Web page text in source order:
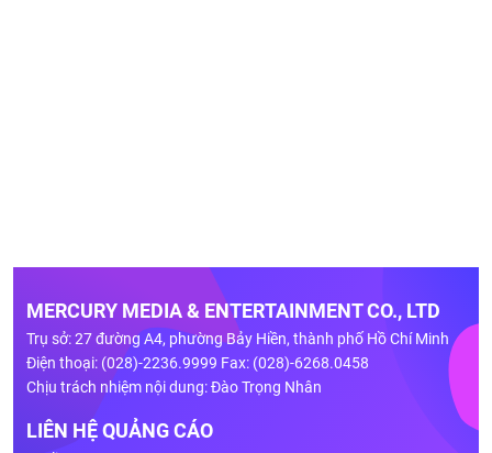
MERCURY MEDIA & ENTERTAINMENT CO., LTD
Trụ sở: 27 đường A4, phường Bảy Hiền, thành phố Hồ Chí Minh
Điện thoại: (028)-2236.9999 Fax: (028)-6268.0458
Chịu trách nhiệm nội dung: Đào Trọng Nhân
LIÊN HỆ QUẢNG CÁO